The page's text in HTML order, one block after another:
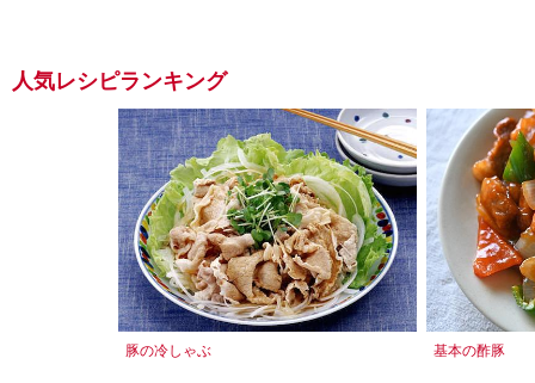
人気レシピランキング
豚の冷しゃぶ 基本の酢豚